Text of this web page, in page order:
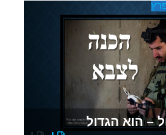
– הוא הגדול